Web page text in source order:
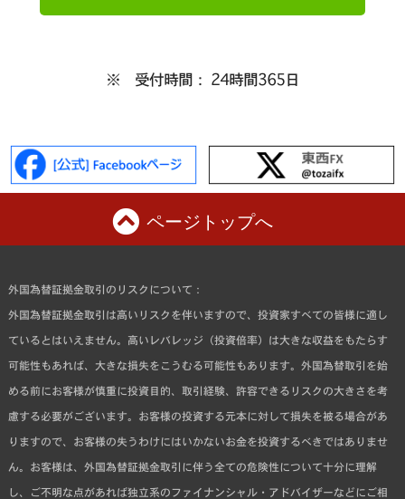
※ 受付時間： 24時間365日
ページトップへ
外国為替証拠金取引のリスクについて：
外国為替証拠金取引は高いリスクを伴いますので、投資家すべての皆様に適し
ているとはいえません。高いレバレッジ（投資倍率）は大きな収益をもたらす
可能性もあれば、大きな損失をこうむる可能性もあります。外国為替取引を始
める前にお客様が慎重に投資目的、取引経験、許容できるリスクの大きさを考
慮する必要がございます。お客様の投資する元本に対して損失を被る場合があ
りますので、お客様の失うわけにはいかないお金を投資するべきではありませ
ん。お客様は、外国為替証拠金取引に伴う全ての危険性について十分に理解
し、ご不明な点があれば独立系のファイナンシャル・アドバイザーなどにご相